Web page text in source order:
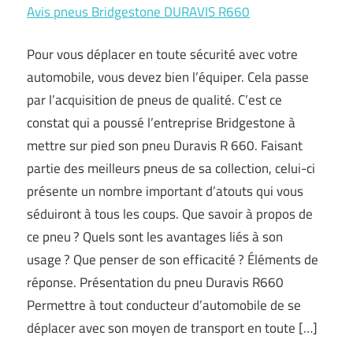
Avis pneus Bridgestone DURAVIS R660
Pour vous déplacer en toute sécurité avec votre
automobile, vous devez bien l’équiper. Cela passe
par l’acquisition de pneus de qualité. C’est ce
constat qui a poussé l’entreprise Bridgestone à
mettre sur pied son pneu Duravis R 660. Faisant
partie des meilleurs pneus de sa collection, celui-ci
présente un nombre important d’atouts qui vous
séduiront à tous les coups. Que savoir à propos de
ce pneu ? Quels sont les avantages liés à son
usage ? Que penser de son efficacité ? Éléments de
réponse. Présentation du pneu Duravis R660
Permettre à tout conducteur d’automobile de se
déplacer avec son moyen de transport en toute […]